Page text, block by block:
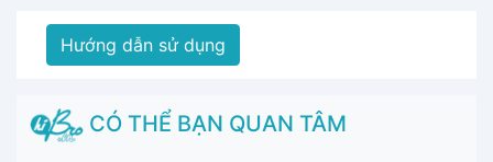
Hướng dẫn sử dụng
CÓ THỂ BẠN QUAN TÂM